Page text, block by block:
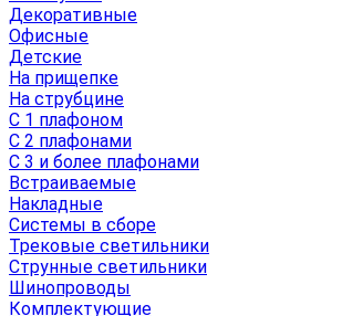
Декоративные
Офисные
Детские
На прищепке
На струбцине
С 1 плафоном
С 2 плафонами
С 3 и более плафонами
Встраиваемые
Накладные
Системы в сборе
Трековые светильники
Струнные светильники
Шинопроводы
Комплектующие